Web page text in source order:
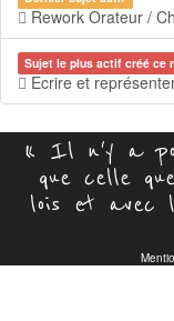
Rework Orateur /
Sujet le plus actif créé ce
Ecrire et
« Il n'y a
que celle
lois et avec